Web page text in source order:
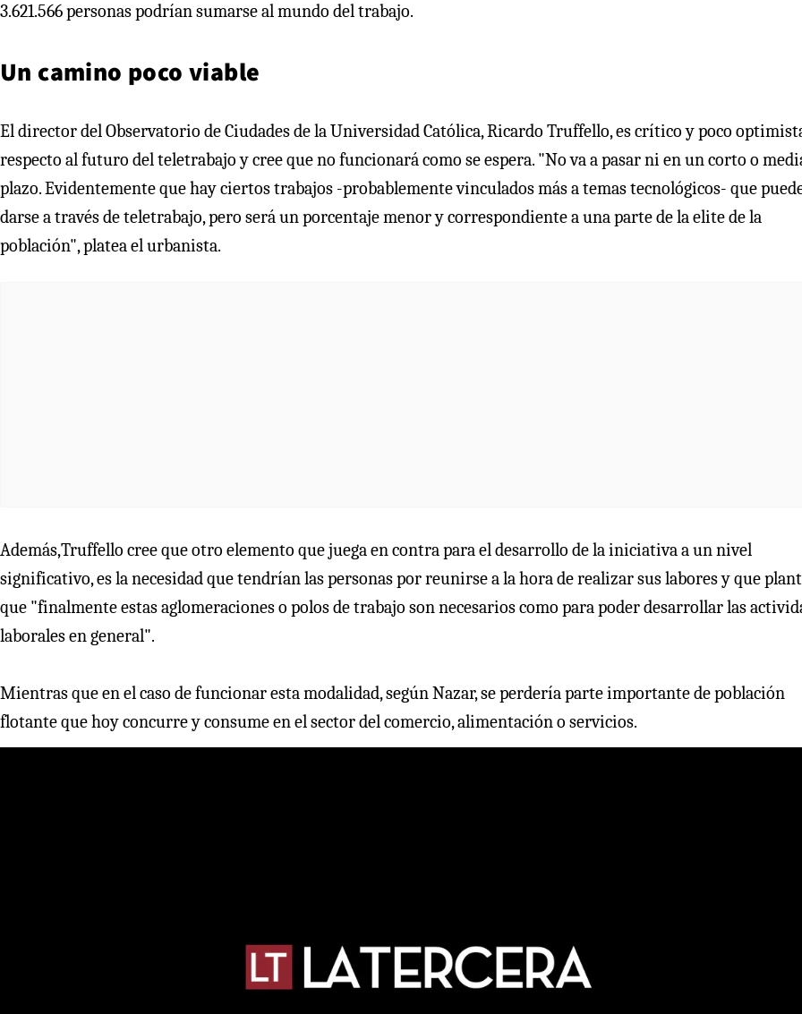
3.621.566 personas podrían sumarse al mundo del trabajo.
Un camino poco viable
El director del Observatorio de Ciudades de la Universidad Católica, Ricardo Truffello, es crítico y poco
respecto al futuro del teletrabajo y cree que no funcionará como se espera. "No va a pasar ni en un corto o
plazo. Evidentemente que hay ciertos trabajos -probablemente vinculados más a temas tecnológicos- que
darse a través de teletrabajo, pero será un porcentaje menor y correspondiente a una parte de la elite de la
población", platea el urbanista.
Además,Truffello cree que otro elemento que juega en contra para el desarrollo de la iniciativa a un nivel
significativo, es la necesidad que tendrían las personas por reunirse a la hora de realizar sus labores y que
que "finalmente estas aglomeraciones o polos de trabajo son necesarios como para poder desarrollar las
laborales en general".
Mientras que en el caso de funcionar esta modalidad, según Nazar, se perdería parte importante de población
flotante que hoy concurre y consume en el sector del comercio, alimentación o servicios.